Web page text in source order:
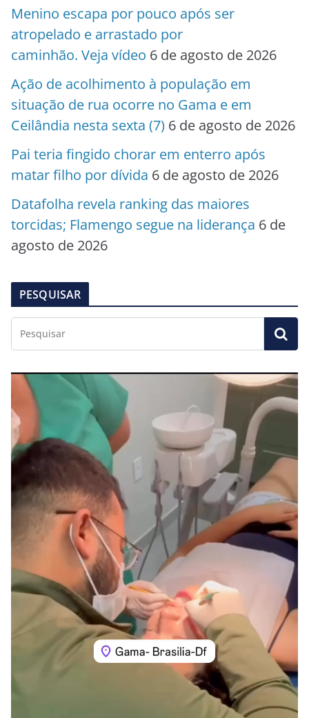
Menino escapa por pouco após ser
atropelado e arrastado por
caminhão. Veja vídeo 6 de agosto de 2026
Ação de acolhimento à população em
situação de rua ocorre no Gama e em
Ceilândia nesta sexta (7) 6 de agosto de 2026
Pai teria fingido chorar em enterro após
matar filho por dívida 6 de agosto de 2026
Datafolha revela ranking das maiores
torcidas; Flamengo segue na liderança 6 de
agosto de 2026
PESQUISAR